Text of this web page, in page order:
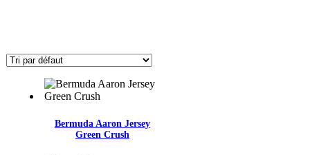
Bermuda Aaron Jersey
Green Crush